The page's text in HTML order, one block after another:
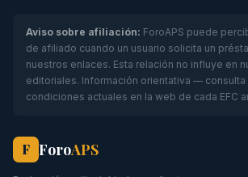
Aviso sobre afiliación: ForoAPS puede
de afiliado cuando un usuario solicita un
nuestros enlaces. Esta relación no influye en
editoriales. Información orientativa — consulta
condiciones actuales en la web de cada EFC
F ForoAPS